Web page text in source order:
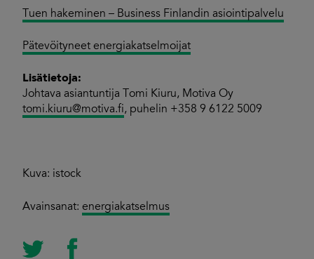
Tuen hakeminen – Business Finlandin asiointipalvelu
Pätevöityneet energiakatselmoijat
Lisätietoja:
Johtava asiantuntija Tomi Kiuru, Motiva Oy
tomi.kiuru@motiva.fi, puhelin +358 9 6122 5009
Kuva: istock
Avainsanat: energiakatselmus